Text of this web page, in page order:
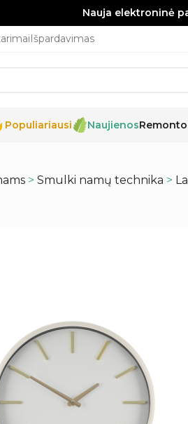
Nauja elektroninė
Išpardavimas
Populiariausi Naujienos
>Smulki namų technika >